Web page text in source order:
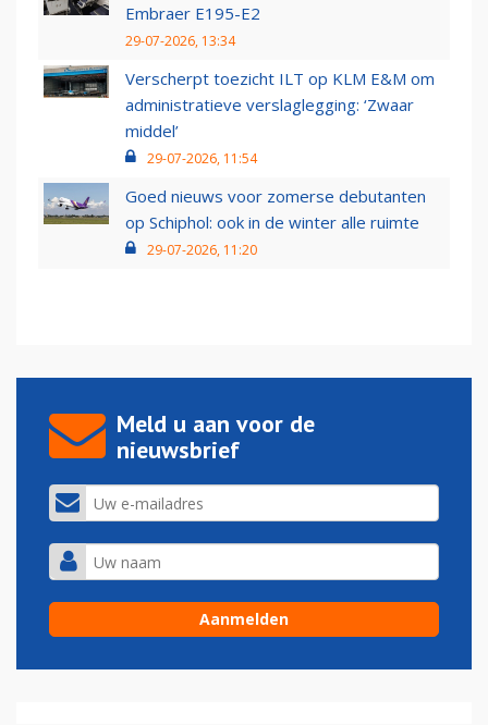
Embraer E195-E2
29-07-2026, 13:34
Verscherpt toezicht ILT op KLM E&M om
administratieve verslaglegging: ‘Zwaar
middel’
29-07-2026, 11:54
Goed nieuws voor zomerse debutanten
op Schiphol: ook in de winter alle ruimte
29-07-2026, 11:20
Meld u aan voor de
nieuwsbrief